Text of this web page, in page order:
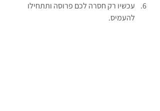
עכשיו רק חסרה לכם פרוסה ותתחילו
להעמיס.